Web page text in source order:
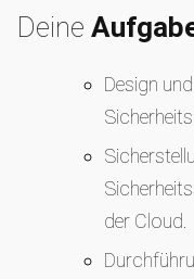
Deine
Design
der Cloud.